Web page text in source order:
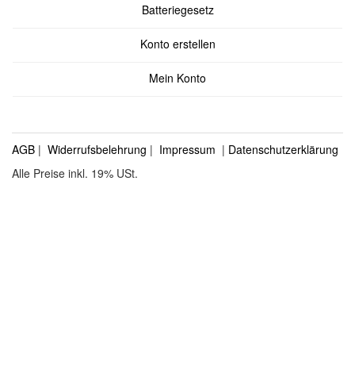
Batteriegesetz
Konto erstellen
Mein Konto
AGB | Widerrufsbelehrung | Impressum | Datenschutzerklärung
Alle Preise inkl. 19% USt.